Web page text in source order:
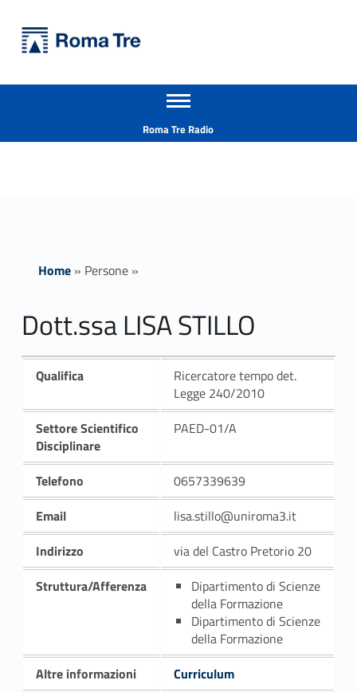
Dott.ssa LISA STILLO ricerca - Università Roma Tre
Apri il menu secondario
Roma Tre Radio
Home» Persone»
Dott.ssa LISA STILLO
Qualifica
Ricercatore tempo det.
Legge 240/2010
Settore Scientifico
Disciplinare
PAED-01/A
Telefono
0657339639
Email
lisa.stillo@uniroma3.it
Indirizzo
via del Castro Pretorio 20
Struttura/Afferenza
Dipartimento di Scienze
della Formazione
Dipartimento di Scienze
della Formazione
Altre informazioni
Curriculum